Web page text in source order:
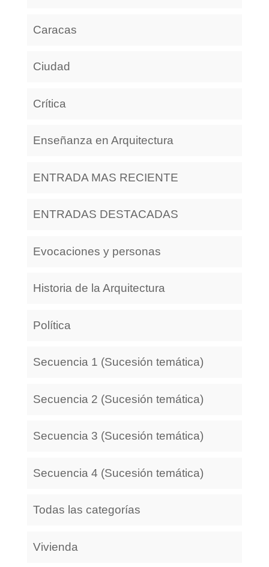
Caracas
Ciudad
Crítica
Enseñanza en Arquitectura
ENTRADA MAS RECIENTE
ENTRADAS DESTACADAS
Evocaciones y personas
Historia de la Arquitectura
Política
Secuencia 1 (Sucesión temática)
Secuencia 2 (Sucesión temática)
Secuencia 3 (Sucesión temática)
Secuencia 4 (Sucesión temática)
Todas las categorías
Vivienda